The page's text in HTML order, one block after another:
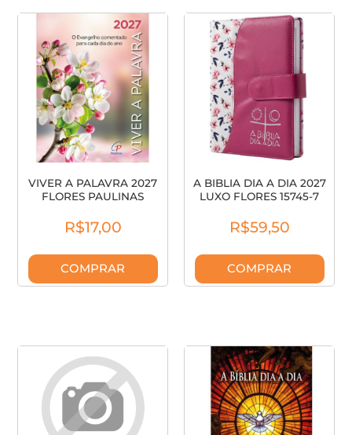
VIVER A PALAVRA 2027
FLORES PAULINAS
R$17,00
COMPRAR
A BIBLIA DIA A DIA 2027
LUXO FLORES 15745-7
R$59,50
COMPRAR